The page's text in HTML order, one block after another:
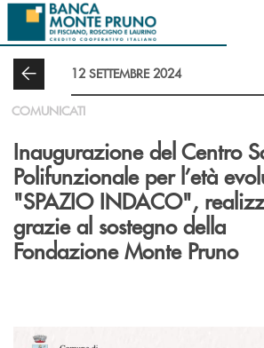
Salta al contenuto principale
12 SETTEMBRE 2024
COMUNICATI
Inaugurazione del Centro
Polifunzionale per l’età
"SPAZIO INDACO",
grazie al sostegno della
Fondazione Monte Pruno